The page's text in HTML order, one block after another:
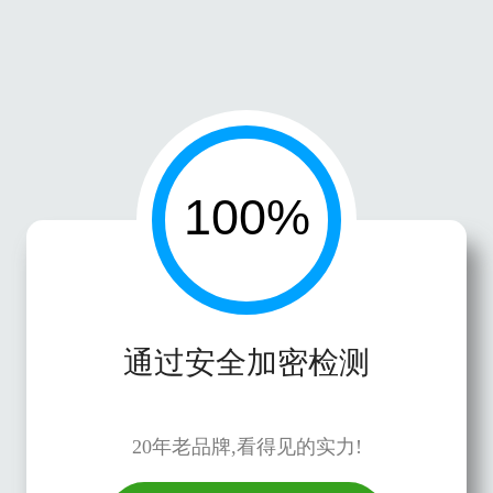
通过安全加密检测
20年老品牌,看得见的实力!